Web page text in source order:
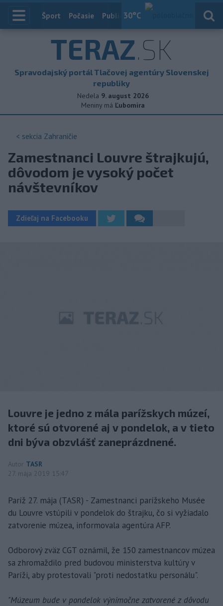
30°C
Index
Šport Počasie Publicistika
TERAZ.SK
Spravodajský portál Tlačovej agentúry Slovenskej
republiky
Nedela 9. august 2026
Meniny má Ľubomíra
< sekcia Zahraničie
Zamestnanci Louvre štrajkujú,
dôvodom je vysoký počet
návštevníkov
Zdieľaj na Facebooku
Louvre je jedno z mála parížskych múzeí,
ktoré sú otvorené aj v pondelok, a v tieto
dni býva obzvlášť zaneprázdnené.
Autor TASR
27. mája 2019 15:47
Paríž 27. mája (TASR) - Zamestnanci parížskeho Musée
du Louvre vstúpili v pondelok do štrajku, čo si vyžiadalo
zatvorenie múzea, informovala agentúra AFP.
Odborový zväz CGT oznámil, že 150 zamestnancov múzea
sa zhromaždilo pred budovou ministerstva kultúry v
Paríži, aby protestovali "proti nedostatku personálu".
"Múzeum bude v pondelok výnimočne zatvorené z dôvodu